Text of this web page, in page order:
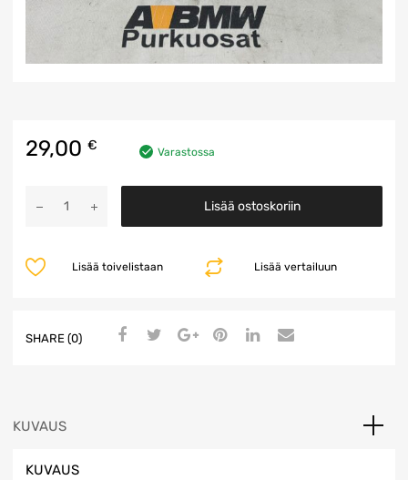
29,00 € Varastossa
määrä
Lisää ostoskoriin
Lisää vertailuun
Lisää toivelistaan
SHARE (0)
KUVAUS
KUVAUS